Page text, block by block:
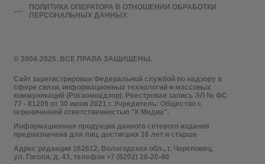
© 2004-2025. ВСЕ ПРАВА ЗАЩИЩЕНЫ.
Сайт зарегистрирован Федеральной службой по надзору в
сфере связи, информационных технологий и массовых
коммуникаций (Роскомнадзор). Реестровая запись ЭЛ № ФС
77 - 81209 от 30 июня 2021 г. Учредитель: Общество с
ограниченной ответственностью "К Медиа".
Информационная продукция данного сетевого издания
предназначена для лиц, достигших 16 лет и старше
Адрес редакции 162612, Вологодская обл., г. Череповец,
ул. Гоголя, д. 43, телефон +7 (8202) 28-20-40
ПОЛИТИКА ОПЕРАТОРА В ОТНОШЕНИИ ОБРАБОТКИ
ПЕРСОНАЛЬНЫХ ДАННЫХ